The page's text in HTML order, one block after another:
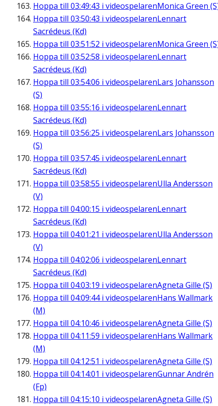
Hoppa till 03:49:43 i videospelarenMonica Green
Hoppa till 03:50:43 i videospelarenLennart
Sacrédeus (Kd)
Hoppa till 03:51:52 i videospelarenMonica Green
Hoppa till 03:52:58 i videospelarenLennart
Sacrédeus (Kd)
Hoppa till 03:54:06 i videospelarenLars Johansson
(S)
Hoppa till 03:55:16 i videospelarenLennart
Sacrédeus (Kd)
Hoppa till 03:56:25 i videospelarenLars Johansson
(S)
Hoppa till 03:57:45 i videospelarenLennart
Sacrédeus (Kd)
Hoppa till 03:58:55 i videospelarenUlla Andersson
(V)
Hoppa till 04:00:15 i videospelarenLennart
Sacrédeus (Kd)
Hoppa till 04:01:21 i videospelarenUlla Andersson
(V)
Hoppa till 04:02:06 i videospelarenLennart
Sacrédeus (Kd)
Hoppa till 04:03:19 i videospelarenAgneta Gille (S)
Hoppa till 04:09:44i videospelarenHans Wallmark
(M)
Hoppa till 04:10:46 i videospelarenAgneta Gille (S)
Hoppa till 04:11:59 i videospelarenHans Wallmark
(M)
Hoppa till 04:12:51 i videospelarenAgneta Gille (S)
Hoppa till 04:14:01 i videospelarenGunnar Andrén
(Fp)
Hoppa till 04:15:10 i videospelarenAgneta Gille (S)